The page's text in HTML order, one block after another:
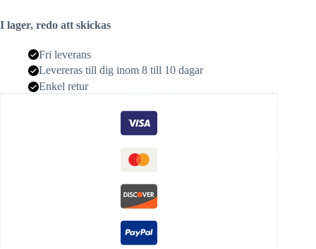
I lager, redo att skickas
Fri leverans
Levereras till dig inom 8 till 10 dagar
Enkel retur